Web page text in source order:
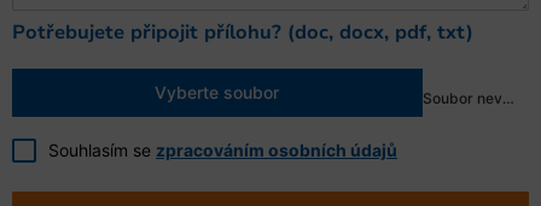
Potřebujete připojit přílohu? (doc, docx, pdf, txt)
Vyberte soubor Soubor nevybrán
Souhlasím se zpracováním osobních údajů